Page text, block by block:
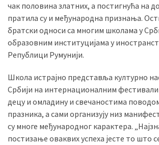
чак половина златних, а постигнућа на
пратила су и међународна признања.
братски односи са многим школама у
образовним институцијама у
Републици Румунији.
Школа истрајно представља културно
Србији на интернационалним
децу и омладину и свечаностима
празника, а сами организују низ
су многе међународног карактера.
постизање оваквих успеха јесте то што